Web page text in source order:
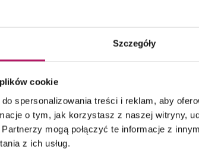
Szczegóły
cookie
spersonalizowania treści i reklam, aby
o tym, jak korzystasz z naszej witryny,
mogą połączyć te informacje z
z ich usług.
Umywalki stawiane na